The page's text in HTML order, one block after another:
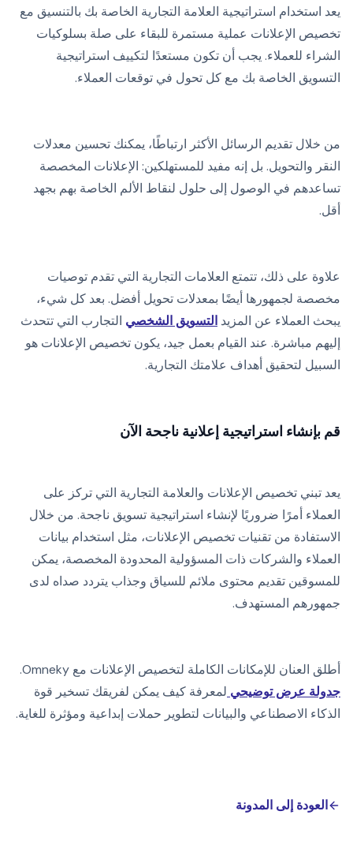
يعد استخدام استراتيجية العلامة التجارية الخاصة بك بالتنسيق مع
تخصيص الإعلانات عملية مستمرة للبقاء على صلة بسلوكيات
الشراء للعملاء. يجب أن تكون مستعدًا لتكييف استراتيجية
التسويق الخاصة بك مع كل تحول في توقعات العملاء.
من خلال تقديم الرسائل الأكثر ارتباطًا، يمكنك تحسين معدلات
النقر والتحويل. بل إنه مفيد للمستهلكين: الإعلانات المخصصة
تساعدهم في الوصول إلى حلول لنقاط الألم الخاصة بهم بجهد
أقل.
علاوة على ذلك، تتمتع العلامات التجارية التي تقدم توصيات
مخصصة لجمهورها أيضًا بمعدلات تحويل أفضل. بعد كل شيء،
يبحث العملاء عن المزيد التسويق الشخصي التجارب التي تتحدث
إليهم مباشرة. عند القيام بعمل جيد، يكون تخصيص الإعلانات هو
السبيل لتحقيق أهداف علامتك التجارية.
قم بإنشاء استراتيجية إعلانية ناجحة الآن
يعد تبني تخصيص الإعلانات والعلامة التجارية التي تركز على
العملاء أمرًا ضروريًا لإنشاء استراتيجية تسويق ناجحة. من خلال
الاستفادة من تقنيات تخصيص الإعلانات، مثل استخدام بيانات
العملاء والشركات ذات المسؤولية المحدودة المخصصة، يمكن
للمسوقين تقديم محتوى ملائم للسياق وجذاب يتردد صداه لدى
جمهورهم المستهدف.
أطلق العنان للإمكانات الكاملة لتخصيص الإعلانات مع Omneky.
جدولة عرض توضيحي لمعرفة كيف يمكن لفريقك تسخير قوة
الذكاء الاصطناعي والبيانات لتطوير حملات إبداعية ومؤثرة للغاية.
العودة إلى المدونة